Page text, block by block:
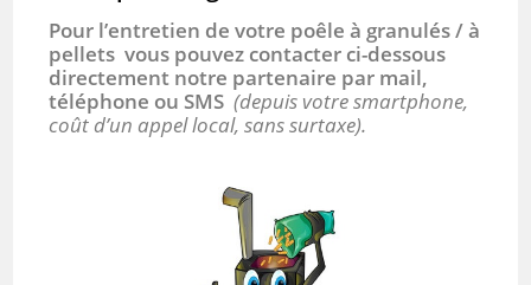
Pour l’entretien de votre poêle à granulés / à
pellets vous pouvez contacter ci-dessous
directement notre partenaire par mail,
téléphone ou SMS(depuis votre smartphone,
coût d’un appel local, sans surtaxe).